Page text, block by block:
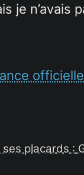
je n’avais
officielle
placards :